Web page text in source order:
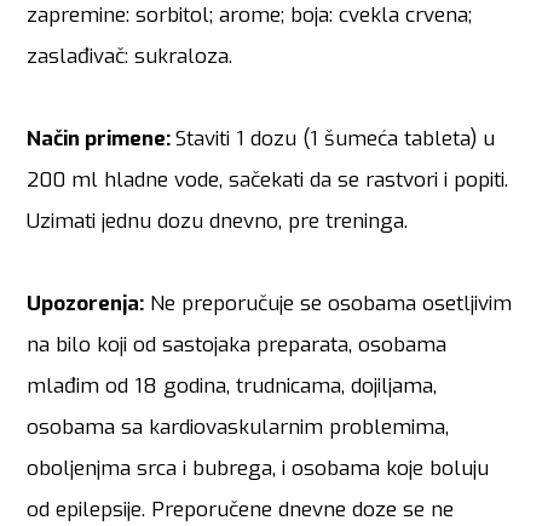
zapremine: sorbitol; arome; boja: cvekla crvena;
zaslađivač: sukraloza.
Način primene:Staviti 1 dozu (1 šumeća tableta) u
200 ml hladne vode, sačekati da se rastvori i popiti.
Uzimati jednu dozu dnevno, pre treninga.
Upozorenja: Ne preporučuje se osobama osetljivim
na bilo koji od sastojaka preparata, osobama
mlađim od 18 godina, trudnicama, dojiljama,
osobama sa kardiovaskularnim problemima,
oboljenjma srca i bubrega, i osobama koje boluju
od epilepsije. Preporučene dnevne doze se ne